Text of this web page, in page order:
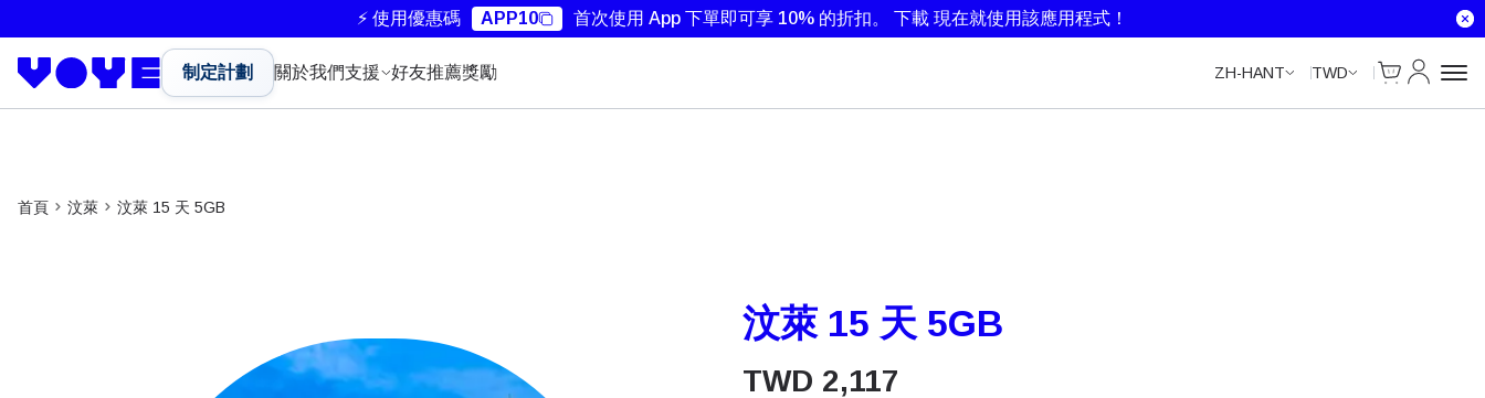
⚡ 使用優惠碼 APP10 首次使用 App 下單即可享 10% 的折扣。 下載 現在就使用該應用程式！
制定計劃 關於我們支援 好友推薦獎勵 ZH-HANT TWD
Cart
我的帳戶
首頁 汶萊 汶萊 15 天 5GB
汶萊 15 天 5GB
TWD 2,117